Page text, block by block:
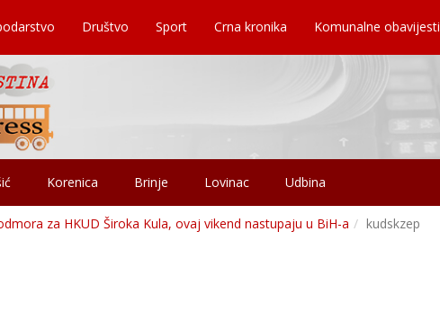
Društvo Sport Crna kronika Komunalne obavijesti
Korenica Brinje Lovinac Udbina
za HKUD Široka Kula, ovaj vikend nastupaju u BiH-a kudskzep